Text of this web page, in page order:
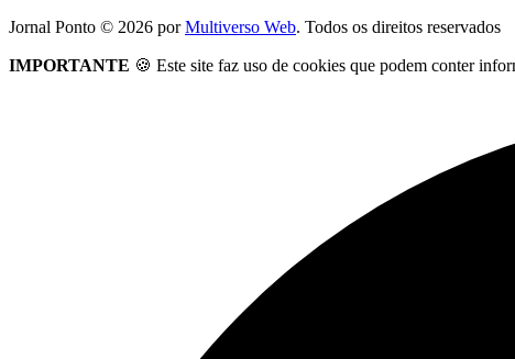
Jornal Ponto © 2026 porMultiverso Web. Todos os direitos reservados
IMPORTANTE 🍪 Este site faz uso de cookies que podem conter